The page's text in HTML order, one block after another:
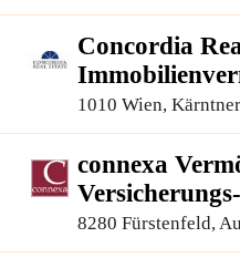
Concordia
1010 Wien,
connexa